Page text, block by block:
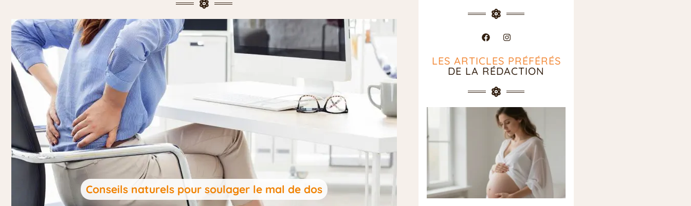
Conseils naturels pour soulager le mal de dos
LES ARTICLES PRÉFÉRÉS
DE LA RÉDACTION